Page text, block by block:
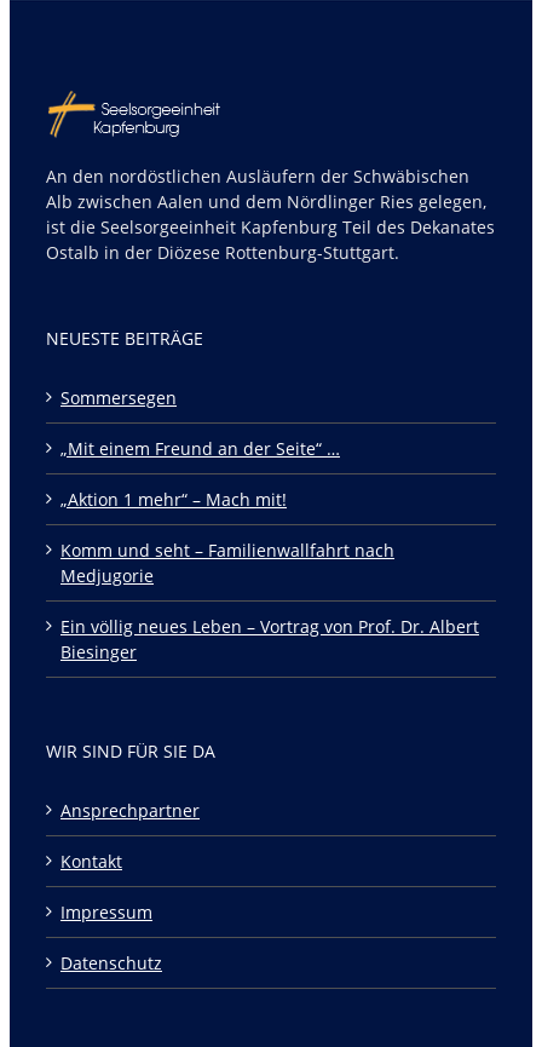
An den nordöstlichen Ausläufern der Schwäbischen
Alb zwischen Aalen und dem Nördlinger Ries gelegen,
ist die Seelsorgeeinheit Kapfenburg Teil des Dekanates
Ostalb in der Diözese Rottenburg-Stuttgart.
NEUESTE BEITRÄGE
Sommersegen
„Mit einem Freund an der Seite“ …
„Aktion 1 mehr“ – Mach mit!
Komm und seht – Familienwallfahrt nach
Medjugorie
Ein völlig neues Leben – Vortrag von Prof. Dr. Albert
Biesinger
WIR SIND FÜR SIE DA
Ansprechpartner
Kontakt
Impressum
Datenschutz